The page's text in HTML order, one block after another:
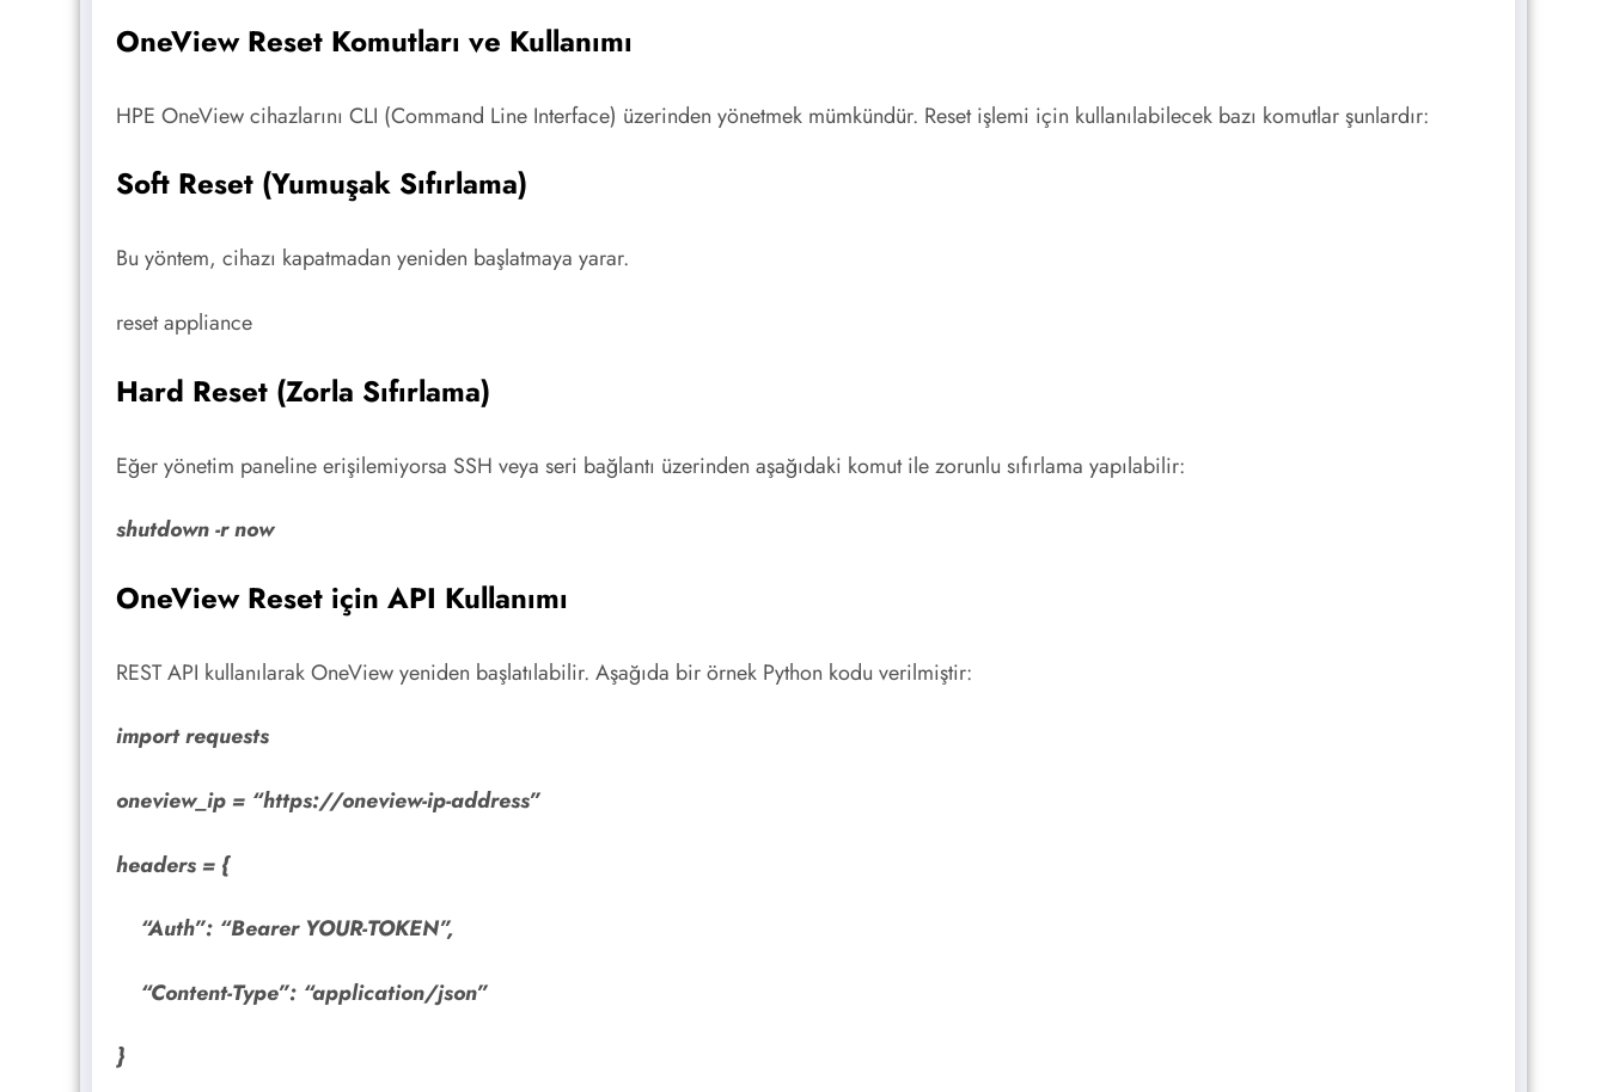
OneView Reset Komutları ve Kullanımı
HPE OneView cihazlarını CLI (Command Line Interface) üzerinden yönetmek mümkündür. Reset işlemi için kullanılabilecek bazı komutlar şunlardır:
Soft Reset (Yumuşak Sıfırlama)
Bu yöntem, cihazı kapatmadan yeniden başlatmaya yarar.
reset appliance
Hard Reset (Zorla Sıfırlama)
Eğer yönetim paneline erişilemiyorsa SSH veya seri bağlantı üzerinden aşağıdaki komut ile zorunlu sıfırlama yapılabilir:
shutdown -r now
OneView Reset için API Kullanımı
REST API kullanılarak OneView yeniden başlatılabilir. Aşağıda bir örnek Python kodu verilmiştir:
import requests
oneview_ip = “https://oneview-ip-address”
headers = {
“Auth”: “Bearer YOUR-TOKEN”,
“Content-Type”: “application/json”
}